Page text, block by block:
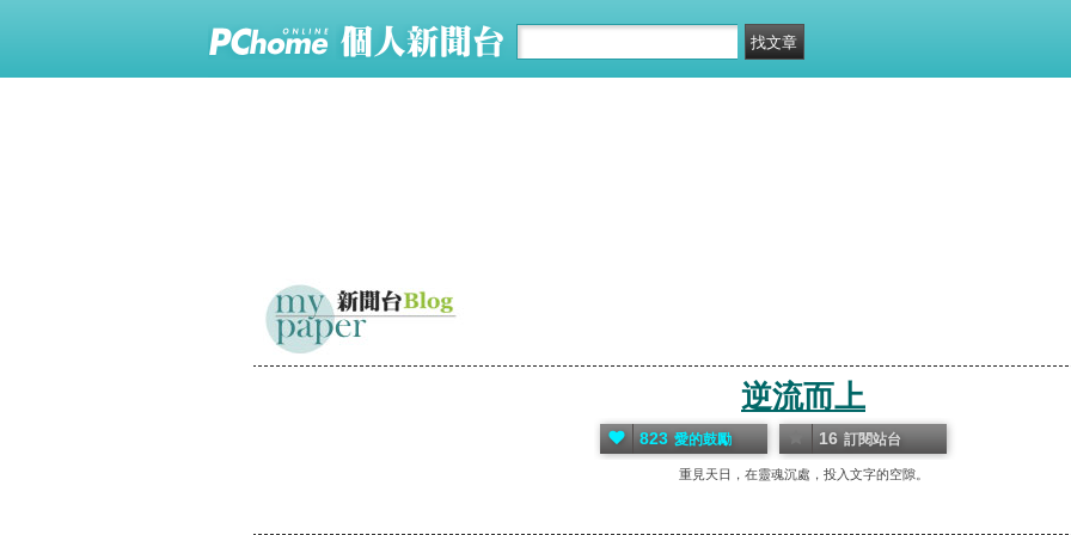
逆流而上
重見天日，在靈魂沉處，投入文字的空隙。
823 愛的鼓勵 16 訂閱站台